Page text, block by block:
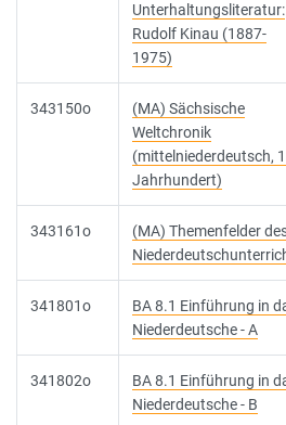
Unterhaltungsliteratur:
Rudolf Kinau (1887-
1975)
343150o
(MA) Sächsische
Weltchronik
(mittelniederdeutsch,
Jahrhundert)
343161o
(MA) Themenfelder
341801o
BA 8.1 Einführung in
Niederdeutsche - A
341802o
BA 8.1 Einführung in
Niederdeutsche - B